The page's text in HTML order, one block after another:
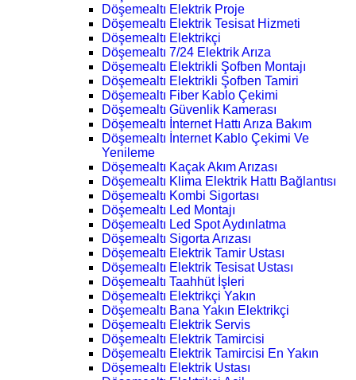
Döşemealtı Elektrik Proje
Döşemealtı Elektrik Tesisat Hizmeti
Döşemealtı Elektrikçi
Döşemealtı 7/24 Elektrik Arıza
Döşemealtı Elektrikli Şofben Montajı
Döşemealtı Elektrikli Şofben Tamiri
Döşemealtı Fiber Kablo Çekimi
Döşemealtı Güvenlik Kamerası
Döşemealtı İnternet Hattı Arıza Bakım
Döşemealtı İnternet Kablo Çekimi Ve
Yenileme
Döşemealtı Kaçak Akım Arızası
Döşemealtı Klima Elektrik Hattı Bağlantısı
Döşemealtı Kombi Sigortası
Döşemealtı Led Montajı
Döşemealtı Led Spot Aydınlatma
Döşemealtı Sigorta Arızası
Döşemealtı Elektrik Tamir Ustası
Döşemealtı Elektrik Tesisat Ustası
Döşemealtı Taahhüt İşleri
Döşemealtı Elektrikçi Yakın
Döşemealtı Bana Yakın Elektrikçi
Döşemealtı Elektrik Servis
Döşemealtı Elektrik Tamircisi
Döşemealtı Elektrik Tamircisi En Yakın
Döşemealtı Elektrik Ustası